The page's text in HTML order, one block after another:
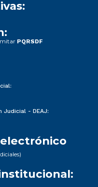
PQRSDF
Judicial - DEAJ: